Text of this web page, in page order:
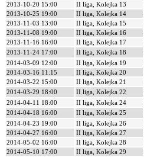
2013-10-20 15:00
II liga, Kolejka 13
2013-10-25 19:00
II liga, Kolejka 14
2013-11-03 13:00
II liga, Kolejka 15
2013-11-08 19:00
II liga, Kolejka 16
2013-11-16 16:00
II liga, Kolejka 17
2013-11-24 17:00
II liga, Kolejka 18
2014-03-09 12:00
II liga, Kolejka 19
2014-03-16 11:15
II liga, Kolejka 20
2014-03-22 15:00
II liga, Kolejka 21
2014-03-29 18:00
II liga, Kolejka 22
2014-04-11 18:00
II liga, Kolejka 24
2014-04-18 16:00
II liga, Kolejka 25
2014-04-23 19:00
II liga, Kolejka 26
2014-04-27 16:00
II liga, Kolejka 27
2014-05-02 16:00
II liga, Kolejka 28
2014-05-10 17:00
II liga, Kolejka 29